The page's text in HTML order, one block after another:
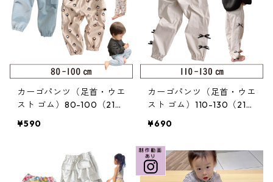
カーゴパンツ（足首・ウエ
スト ゴム）80-100（219
¥590
カーゴパンツ（足首・ウエ
スト ゴム）110-130（219
¥690